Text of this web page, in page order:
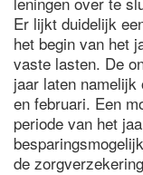
Er lijkt duidelijk
het begin van het
vaste lasten. De
jaar laten
en februari. Een
periode van het
de